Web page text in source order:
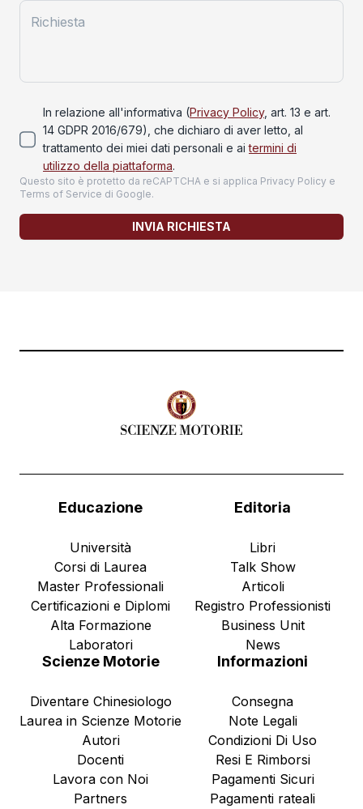
Richiesta
In relazione all'informativa (Privacy Policy, art. 13 e art.
14 GDPR 2016/679), che dichiaro di aver letto, al
trattamento dei miei dati personali e ai termini di
utilizzo della piattaforma.
Questo sito è protetto da reCAPTCHA e si applica Privacy Policy e
Terms of Service di Google.
INVIA RICHIESTA
Educazione
Università
Corsi di Laurea
Master Professionali
Certificazioni e Diplomi
Alta Formazione
Laboratori
Editoria
Libri
Talk Show
Articoli
Registro Professionisti
Business Unit
News
Scienze Motorie
Diventare Chinesiologo
Laurea in Scienze Motorie
Autori
Docenti
Lavora con Noi
Partners
Informazioni
Consegna
Note Legali
Condizioni Di Uso
Resi E Rimborsi
Pagamenti Sicuri
Pagamenti rateali